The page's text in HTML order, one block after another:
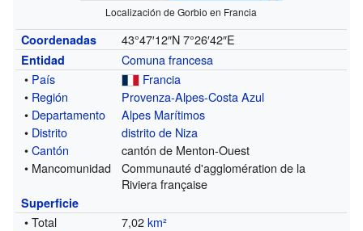
Localización de Gorbio en Francia
Coordenadas 43°47′12″N 7°26′42″E
Entidad
Comuna francesa
• País
Francia
• Región
Provenza-Alpes-Costa Azul
• Departamento
Alpes Marítimos
• Distrito
distrito de Niza
•Cantón
cantón de Menton-Ouest
• Mancomunidad
Communauté d'agglomération de la
Riviera française
Superficie
• Total 7,02km²